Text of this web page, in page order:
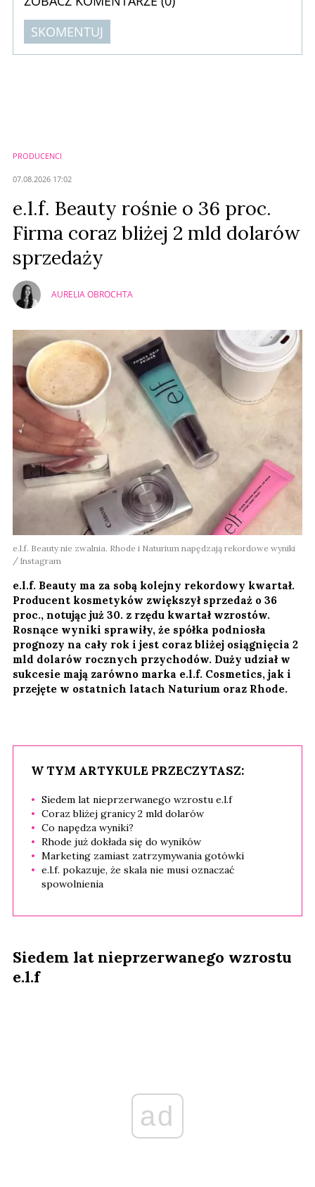
SKOMENTUJ
PRODUCENCI
07.08.2026 17:02
e.l.f. Beauty rośnie o 36 proc.
Firma coraz bliżej 2 mld dolarów
sprzedaży
AURELIA OBROCHTA
e.l.f. Beauty nie zwalnia. Rhode i Naturium napędzają rekordowe wyniki
Instagram
e.l.f. Beauty ma za sobą kolejny rekordowy kwartał.
Producent kosmetyków zwiększył sprzedaż o 36
proc., notując już 30. z rzędu kwartał wzrostów.
Rosnące wyniki sprawiły, że spółka podniosła
prognozy na cały rok i jest coraz bliżej osiągnięcia 2
mld dolarów rocznych przychodów. Duży udział w
sukcesie mają zarówno marka e.l.f. Cosmetics, jak i
przejęte w ostatnich latach Naturium oraz Rhode.
W TYM ARTYKULE PRZECZYTASZ:
Siedem lat nieprzerwanego wzrostu e.l.f
Coraz bliżej granicy 2 mld dolarów
Co napędza wyniki?
Rhode już dokłada się do wyników
Marketing zamiast zatrzymywania gotówki
e.l.f. pokazuje, że skala nie musi oznaczać
spowolnienia
Siedem lat nieprzerwanego wzrostu
e.l.f
ad